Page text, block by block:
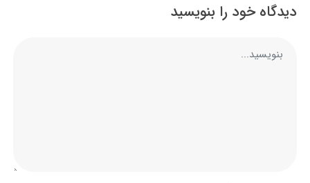
دیدگاه خود را بنویسید